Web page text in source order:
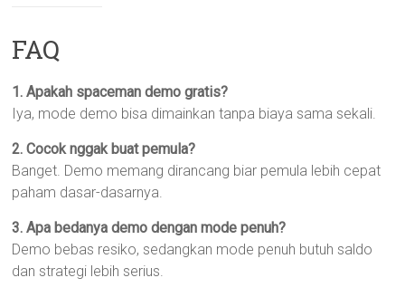
FAQ
1. Apakah spaceman demo gratis?
Iya, mode demo bisa dimainkan tanpa biaya sama sekali.
2. Cocok nggak buat pemula?
Banget. Demo memang dirancang biar pemula lebih cepat
paham dasar-dasarnya.
3. Apa bedanya demo dengan mode penuh?
Demo bebas resiko, sedangkan mode penuh butuh saldo
dan strategi lebih serius.